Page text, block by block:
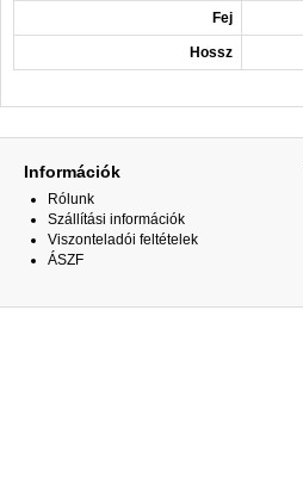
Fej
Hossz
Információk
Rólunk
Szállítási információk
Viszonteladói feltételek
ÁSZF